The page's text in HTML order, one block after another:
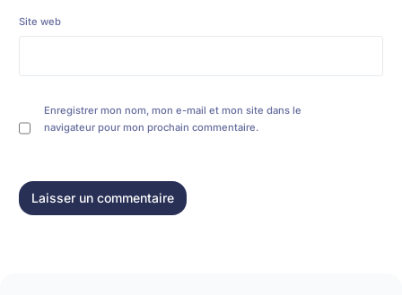
Site web
Enregistrer mon nom, mon e-mail et mon site dans le
navigateur pour mon prochain commentaire.